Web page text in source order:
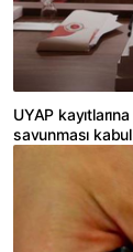
UYAP
savunması